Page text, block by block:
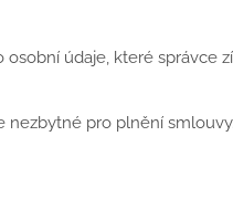
údaje, které správce
nezbytné pro plnění smlouvy.